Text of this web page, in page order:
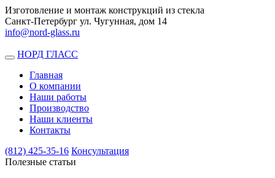
Изготовление и монтаж конструкций из стекла
Санкт-Петербург ул. Чугунная, дом 14
info@nord-glass.ru
Toggle
navigation
НОРД ГЛАСС
Главная
О компании
Наши работы
Производство
Наши клиенты
Контакты
(812) 425-35-16 Консультация
Полезные статьи